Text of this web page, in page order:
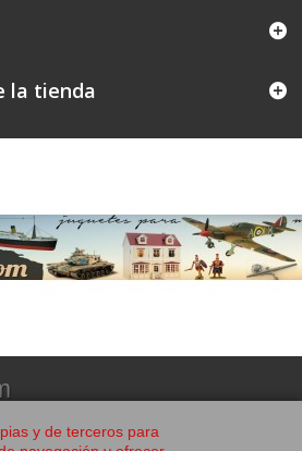
la tienda
y de terceros para